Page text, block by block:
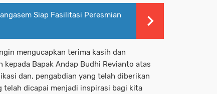
Siap Fasilitasi Peresmian
mengucapkan terima kasih dan
kepada Bapak Andap Budhi Revianto atas
dan, pengabdian yang telah diberikan
telah dicapai menjadi inspirasi bagi kita